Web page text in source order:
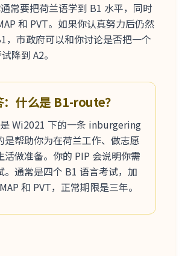
常要把荷兰语学到 B1 水平，同时
和 PVT。如果你认真努力后仍然
，市政府可以和你讨论是否把一个
降到 A2。
什么是 B1-route？
Wi2021 下的一条 inburgering
是帮助你为在荷兰工作、做志愿
活做准备。你的 PIP 会说明你需
。通常是四个 B1 语言考试，加
和 PVT，正常期限是三年。